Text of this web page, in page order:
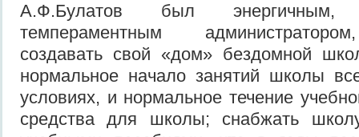
А.Ф.Булатов был энергичным,
темпераментным
создавать свой «дом» бездомной
нормальное начало занятий школы
условиях, и нормальное течение
средства для школы; снабжать